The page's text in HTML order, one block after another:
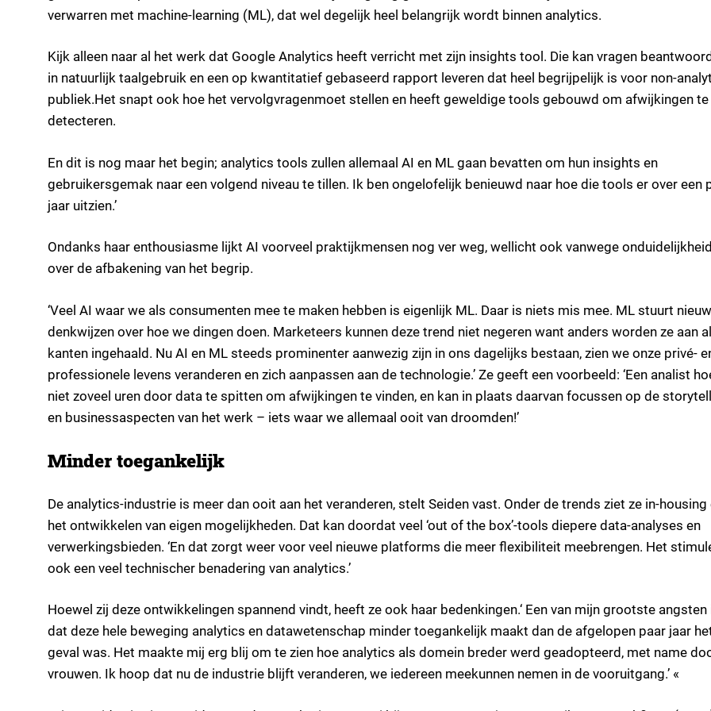
verwarren met machine-learning (ML), dat wel degelijk heel belangrijk wordt binnen analytics.
Kijk alleen naar al het werk dat Google Analytics heeft verricht met zijn insights tool. Die kan vragen
in natuurlijk taalgebruik en een op kwantitatief gebaseerd rapport leveren dat heel begrijpelijk is voor non-
publiek.Het snapt ook hoe het vervolgvragenmoet stellen en heeft geweldige tools gebouwd om afwijkingen te
detecteren.
En dit is nog maar het begin; analytics tools zullen allemaal AI en ML gaan bevatten om hun insights en
gebruikersgemak naar een volgend niveau te tillen. Ik ben ongelofelijk benieuwd naar hoe die tools er over een
jaar uitzien.’
Ondanks haar enthousiasme lijkt AI voorveel praktijkmensen nog ver weg, wellicht ook vanwege onduidelijkheid
over de afbakening van het begrip.
‘Veel AI waar we als consumenten mee te maken hebben is eigenlijk ML. Daar is niets mis mee. ML stuurt
denkwijzen over hoe we dingen doen. Marketeers kunnen deze trend niet negeren want anders worden ze aan
kanten ingehaald. Nu AI en ML steeds prominenter aanwezig zijn in ons dagelijks bestaan, zien we onze privé-
professionele levens veranderen en zich aanpassen aan de technologie.’ Ze geeft een voorbeeld: ‘Een analist
niet zoveel uren door data te spitten om afwijkingen te vinden, en kan in plaats daarvan focussen op de
en businessaspecten van het werk – iets waar we allemaal ooit van droomden!’
Minder toegankelijk
De analytics-industrie is meer dan ooit aan het veranderen, stelt Seiden vast. Onder de trends ziet ze in-housing
het ontwikkelen van eigen mogelijkheden. Dat kan doordat veel ‘out of the box’-tools diepere data-analyses en
verwerkingsbieden. ‘En dat zorgt weer voor veel nieuwe platforms die meer flexibiliteit meebrengen. Het
ook een veel technischer benadering van analytics.’
Hoewel zij deze ontwikkelingen spannend vindt, heeft ze ook haar bedenkingen.‘ Een van mijn grootste angsten
dat deze hele beweging analytics en datawetenschap minder toegankelijk maakt dan de afgelopen paar jaar
geval was. Het maakte mij erg blij om te zien hoe analytics als domein breder werd geadopteerd, met name
vrouwen. Ik hoop dat nu de industrie blijft veranderen, we iedereen meekunnen nemen in de vooruitgang.’ «